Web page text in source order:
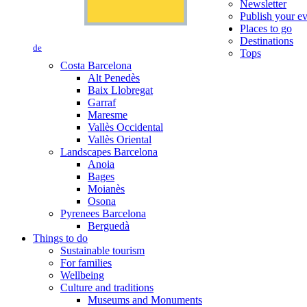
de
Newsletter
Publish your
Places to go
Destinations
Tops
Costa Barcelona
Alt Penedès
Baix Llobregat
Garraf
Maresme
Vallès Occidental
Vallès Oriental
Landscapes Barcelona
Anoia
Bages
Moianès
Osona
Pyrenees Barcelona
Berguedà
Things to do
Sustainable tourism
For families
Wellbeing
Culture and traditions
Museums and Monuments